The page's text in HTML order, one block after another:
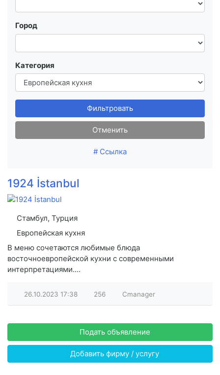
Город
Категория
Фильтровать
Отменить
# Ссылка
1924 İstanbul
Стамбул, Турция
Европейская кухня
В меню сочетаются любимые блюда
восточноевропейской кухни с современными
интерпретациями....
26.10.2023 17:38 256 Cmanager
Подать объявление
Добавить фирму / услугу